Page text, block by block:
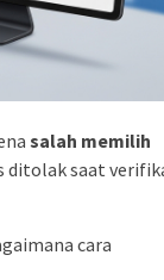
salah memilih
ditolak saat
cara